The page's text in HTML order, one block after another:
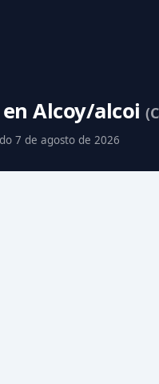
en Alcoy/alcoi
7 de agosto de 2026